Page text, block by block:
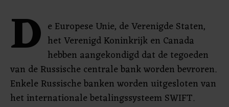
D e Europese Unie, de Verenigde Staten,
het Verenigd Koninkrijk en Canada
hebben aangekondigd dat de tegoeden
van de Russische centrale bank worden bevroren.
Enkele Russische banken worden uitgesloten van
het internationale betalingssysteem SWIFT.